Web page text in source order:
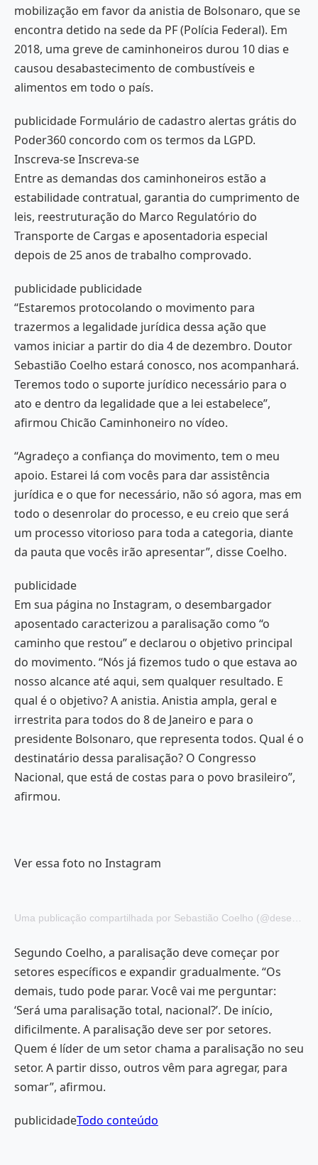
mobilização em favor da anistia de Bolsonaro, que se
encontra detido na sede da PF (Polícia Federal). Em
2018, uma greve de caminhoneiros durou 10 dias e
causou desabastecimento de combustíveis e
alimentos em todo o país.
publicidade Formulário de cadastro alertas grátis do
Poder360 concordo com os termos da LGPD.
Inscreva-se Inscreva-se
Entre as demandas dos caminhoneiros estão a
estabilidade contratual, garantia do cumprimento de
leis, reestruturação do Marco Regulatório do
Transporte de Cargas e aposentadoria especial
depois de 25 anos de trabalho comprovado.
publicidade publicidade
“Estaremos protocolando o movimento para
trazermos a legalidade jurídica dessa ação que
vamos iniciar a partir do dia 4 de dezembro. Doutor
Sebastião Coelho estará conosco, nos acompanhará.
Teremos todo o suporte jurídico necessário para o
ato e dentro da legalidade que a lei estabelece”,
afirmou Chicão Caminhoneiro no vídeo.
“Agradeço a confiança do movimento, tem o meu
apoio. Estarei lá com vocês para dar assistência
jurídica e o que for necessário, não só agora, mas em
todo o desenrolar do processo, e eu creio que será
um processo vitorioso para toda a categoria, diante
da pauta que vocês irão apresentar”, disse Coelho.
publicidade
Em sua página no Instagram, o desembargador
aposentado caracterizou a paralisação como “o
caminho que restou” e declarou o objetivo principal
do movimento. “Nós já fizemos tudo o que estava ao
nosso alcance até aqui, sem qualquer resultado. E
qual é o objetivo? A anistia. Anistia ampla, geral e
irrestrita para todos do 8 de Janeiro e para o
presidente Bolsonaro, que representa todos. Qual é o
destinatário dessa paralisação? O Congresso
Nacional, que está de costas para o povo brasileiro”,
afirmou.
Ver essa foto no Instagram
Segundo Coelho, a paralisação deve começar por
setores específicos e expandir gradualmente. “Os
demais, tudo pode parar. Você vai me perguntar:
‘Será uma paralisação total, nacional?’. De início,
dificilmente. A paralisação deve ser por setores.
Quem é líder de um setor chama a paralisação no seu
setor. A partir disso, outros vêm para agregar, para
somar”, afirmou.
publicidadeTodo conteúdo